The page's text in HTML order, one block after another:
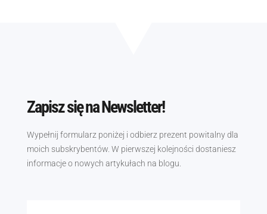
Zapisz się na Newsletter!
Wypełnij formularz poniżej i odbierz prezent powitalny dla
moich subskrybentów. W pierwszej kolejności dostaniesz
informacje o nowych artykułach na blogu.